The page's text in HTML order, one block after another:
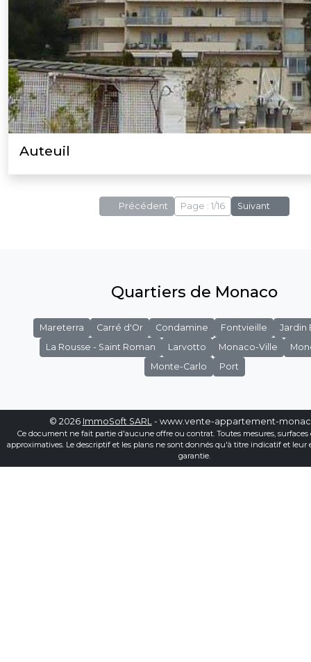
Auteuil
Précédent Page : 1/16 Suivant
Quartiers de Monaco
Mareterra Carré d'Or Condamine Fontvieille
Jardin
La Rousse - Saint Roman
Larvotto Monaco-Ville
Monte-Carlo
Port
© 2026 ImmoSoft SARL- www.vente-appartement-
Ce document ne fait partie d'aucune offre ou contrat. Toutes mesures, surfaces
approximatives. Le descriptif et les plans ne sont donnés qu'à titre indicatif et leur
garantie.